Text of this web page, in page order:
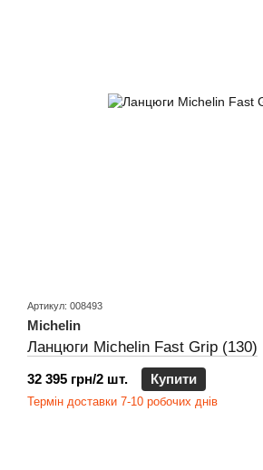
Артикул: 008493
Michelin
Ланцюги Michelin Fast Grip (130)
32 395 грн/2 шт. Купити
Термін доставки 7-10 робочих днів